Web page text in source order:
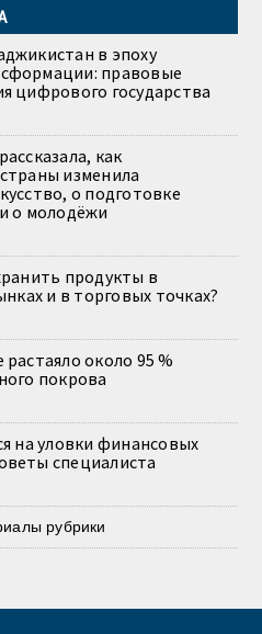
в эпоху
правовые
цифрового государства
как
изменила
о подготовке
о молодёжи
продукты в
и в торговых точках?
около 95 %
покрова
на уловки финансовых
специалиста
рубрики